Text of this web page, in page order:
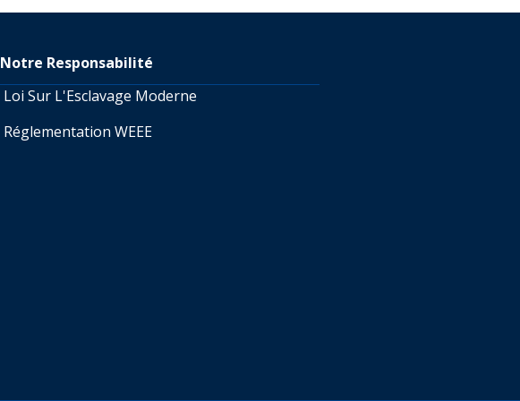
Notre Responsabilité
Loi Sur L'Esclavage Moderne
Réglementation WEEE